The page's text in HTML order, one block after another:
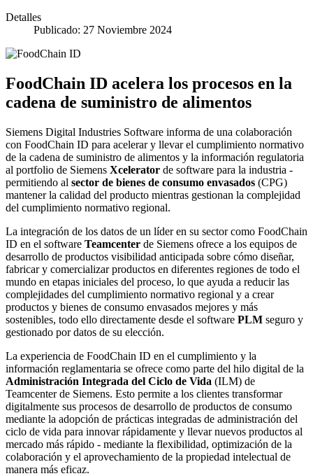
Detalles
Publicado: 27 Noviembre 2024
FoodChain ID acelera los procesos en la
cadena de suministro de alimentos
Siemens Digital Industries Software informa de una colaboración
con FoodChain ID para acelerar y llevar el cumplimiento normativo
de la cadena de suministro de alimentos y la información regulatoria
al portfolio de Siemens Xcelerator de software para la industria -
permitiendo al sector de bienes de consumo envasados (CPG)
mantener la calidad del producto mientras gestionan la complejidad
del cumplimiento normativo regional.
La integración de los datos de un líder en su sector como FoodChain
ID en el software Teamcenter de Siemens ofrece a los equipos de
desarrollo de productos visibilidad anticipada sobre cómo diseñar,
fabricar y comercializar productos en diferentes regiones de todo el
mundo en etapas iniciales del proceso, lo que ayuda a reducir las
complejidades del cumplimiento normativo regional y a crear
productos y bienes de consumo envasados mejores y más
sostenibles, todo ello directamente desde el software PLM seguro y
gestionado por datos de su elección.
La experiencia de FoodChain ID en el cumplimiento y la
información reglamentaria se ofrece como parte del hilo digital de la
Administración Integrada del Ciclo de Vida (ILM) de
Teamcenter de Siemens. Esto permite a los clientes transformar
digitalmente sus procesos de desarrollo de productos de consumo
mediante la adopción de prácticas integradas de administración del
ciclo de vida para innovar rápidamente y llevar nuevos productos al
mercado más rápido - mediante la flexibilidad, optimización de la
colaboración y el aprovechamiento de la propiedad intelectual de
manera más eficaz.